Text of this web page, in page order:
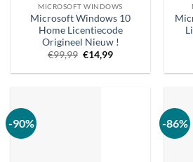
MICROSOFT WINDOWS
Microsoft Windows 10
Home Licentiecode
Origineel Nieuw !
€99,99 Oorspronkelijke
prijs
was:
€14,99Huidige
is:
-90% -86%